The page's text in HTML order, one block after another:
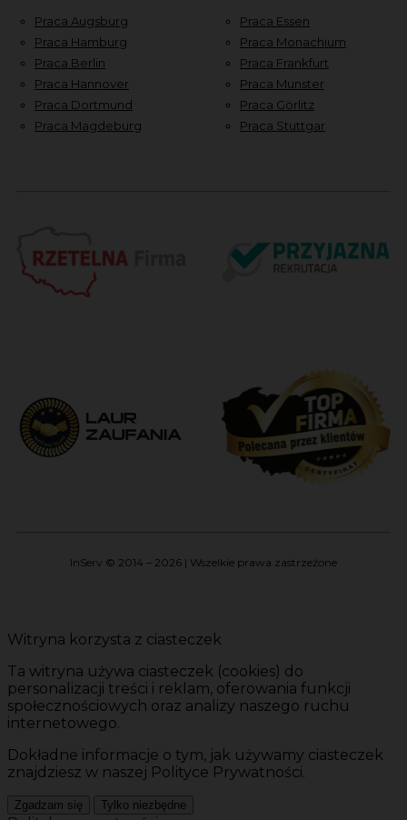
Praca Augsburg
Praca Hamburg
Praca Berlin
Praca Hannover
Praca Dortmund
Praca Magdeburg
Praca Essen
Praca Monachium
Praca Frankfurt
Praca Munster
Praca Görlitz
Praca Stuttgar
InServ © 2014 – 2026 | Wszelkie prawa zastrzeżone
Witryna korzysta z ciasteczek
Ta witryna używa ciasteczek (cookies) do
personalizacji treści i reklam, oferowania funkcji
społecznościowych oraz analizy naszego ruchu
internetowego.
Dokładne informacje o tym, jak używamy ciasteczek
znajdziesz w naszej Polityce Prywatności.
Zgadzam się Tylko niezbędne